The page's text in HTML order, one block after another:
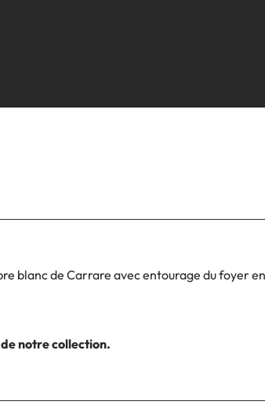
blanc de Carrare avec entourage du foyer
notre collection.